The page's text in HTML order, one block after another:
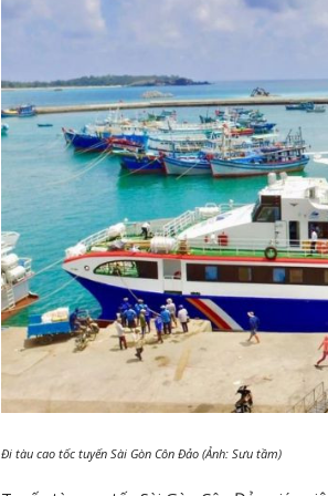
Đi tàu cao tốc tuyến Sài Gòn Côn Đảo (Ảnh: Sưu tầm)